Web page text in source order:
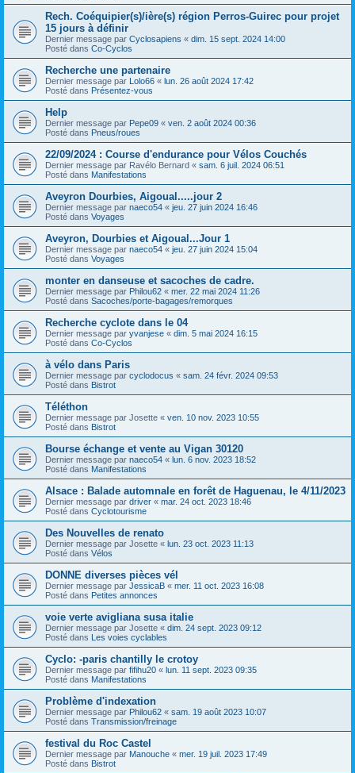
Rech. Coéquipier(s)/ière(s) région Perros-Guirec pour projet
15 jours à définir
Dernier message par Cyclosapiens « dim. 15 sept. 2024 14:00
Posté dans Co-Cyclos
Recherche une partenaire
Dernier message par Lolo66 « lun. 26 août 2024 17:42
Posté dans Présentez-vous
Help
Dernier message par Pepe09 « ven. 2 août 2024 00:36
Posté dans Pneus/roues
22/09/2024 : Course d'endurance pour Vélos Couchés
Dernier message par Ravélo Bernard « sam. 6 juil. 2024 06:51
Posté dans Manifestations
Aveyron Dourbies, Aigoual.....jour 2
Dernier message par naeco54 « jeu. 27 juin 2024 16:46
Posté dans Voyages
Aveyron, Dourbies et Aigoual...Jour 1
Dernier message par naeco54 « jeu. 27 juin 2024 15:04
Posté dans Voyages
monter en danseuse et sacoches de cadre.
Dernier message par Philou62 « mer. 22 mai 2024 11:26
Posté dans Sacoches/porte-bagages/remorques
Recherche cyclote dans le 04
Dernier message par yvanjese « dim. 5 mai 2024 16:15
Posté dans Co-Cyclos
à vélo dans Paris
Dernier message par cyclodocus « sam. 24 févr. 2024 09:53
Posté dans Bistrot
Téléthon
Dernier message par Josette « ven. 10 nov. 2023 10:55
Posté dans Bistrot
Bourse échange et vente au Vigan 30120
Dernier message par naeco54 « lun. 6 nov. 2023 18:52
Posté dans Manifestations
Alsace : Balade automnale en forêt de Haguenau, le 4/11/2023
Dernier message par driver « mar. 24 oct. 2023 18:46
Posté dans Cyclotourisme
Des Nouvelles de renato
Dernier message par Josette « lun. 23 oct. 2023 11:13
Posté dans Vélos
DONNE diverses pièces vél
Dernier message par JessicaB « mer. 11 oct. 2023 16:08
Posté dans Petites annonces
voie verte avigliana susa italie
Dernier message par Josette « dim. 24 sept. 2023 09:12
Posté dans Les voies cyclables
Cyclo: -paris chantilly le crotoy
Dernier message par fifihu20 « lun. 11 sept. 2023 09:35
Posté dans Manifestations
Problème d'indexation
Dernier message par Philou62 « sam. 19 août 2023 10:07
Posté dans Transmission/freinage
festival du Roc Castel
Dernier message par Manouche « mer. 19 juil. 2023 17:49
Posté dans Bistrot